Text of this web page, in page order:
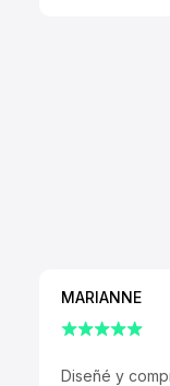
MARIANNE
Diseñé y